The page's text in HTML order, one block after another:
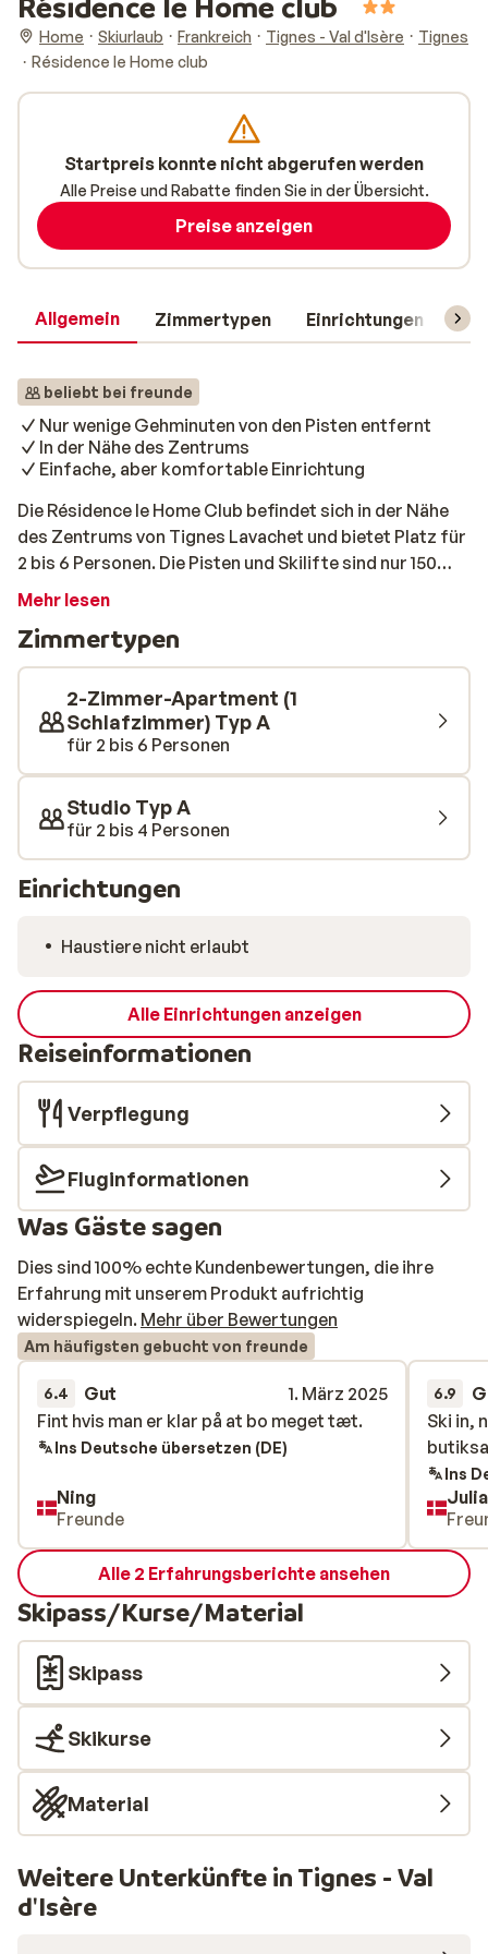
Home Skiurlaub Frankreich Tignes - Val d'Isère
Tignes
Résidence le Home club
Allgemein Zimmertypen Einrichtungen
beliebt bei freunde
Nur wenige Gehminuten von den Pisten entfernt
In der Nähe des Zentrums
Einfache, aber komfortable Einrichtung
Die Résidence le Home Club befindet sich in der Nähe
des Zentrums von Tignes Lavachet und bietet Platz für
2 bis 6 Personen. Die Pisten und Skilifte sind nur 150
Meter von Ihrer Wohnung entfernt und können leicht zu
komfortabel eingerichtet und verfügen über alles, was
Sie für einen angenehmen Wintersporturlaub
benötigen.
Mehr lesen
Zimmertypen
2-Zimmer-Apartment (1
Schlafzimmer) Typ A
für 2 bis 6 Personen
Studio Typ A
für 2 bis 4 Personen
Einrichtungen
Haustiere nicht erlaubt
Alle Einrichtungen anzeigen
Reiseinformationen
Verpflegung
Fluginformationen
Was Gäste sagen
Dies sind 100% echte Kundenbewertungen, die ihre
Erfahrung mit unserem Produkt aufrichtig
widerspiegeln. Mehr über Bewertungen
Am häufigsten gebucht von freunde
6.4 Gut
1. März 2025
Fint hvis man er klar på at bo meget tæt.
Fint hvis man er klar på at bo meget tæt.
Ins Deutsche übersetzen (DE)
Ning
Freunde
6.9
Ski in,
Ski in,
Ins
Alle 2 Erfahrungsberichte ansehen
Skipass/Kurse/Material
Skipass
Skikurse
Material
Startpreis konnte nicht abgerufen werden
Alle Preise und Rabatte finden Sie in der Übersicht.
Preise anzeigen
Weitere Unterkünfte in Tignes - Val
d'Isère